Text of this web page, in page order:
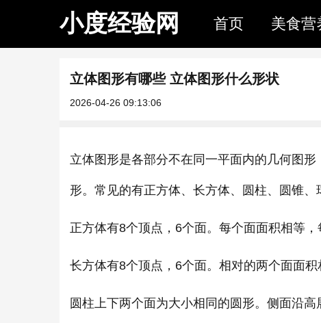
小度经验网 首页 美食营
立体图形有哪些 立体图形什么形状
2026-04-26 09:13:06
立体图形是各部分不在同一平面内的几何图
形。常见的有正方体、长方体、圆柱、圆锥、
正方体有8个顶点，6个面。每个面面积相等
长方体有8个顶点，6个面。相对的两个面面
圆柱上下两个面为大小相同的圆形。侧面沿高